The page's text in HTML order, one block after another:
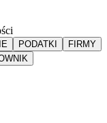
PODATKI
FIRMY